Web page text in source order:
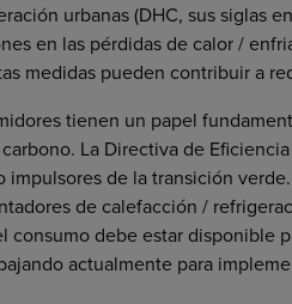
urbanas (DHC, sus siglas
en las pérdidas de calor /
medidas pueden contribuir a
tienen un papel
La Directiva de
impulsores de la transición
de calefacción /
consumo debe estar disponible
actualmente para